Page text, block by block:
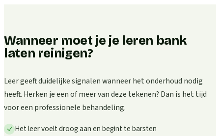
Wanneer moet je je leren bank
laten reinigen?
Leer geeft duidelijke signalen wanneer het onderhoud nodig
heeft. Herken je een of meer van deze tekenen? Dan is het tijd
voor een professionele behandeling.
Het leer voelt droog aan en begint te barsten